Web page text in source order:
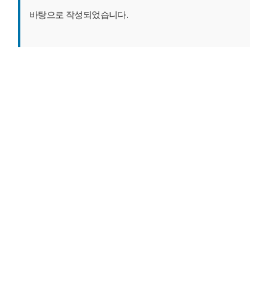
바탕으로 작성되었습니다.